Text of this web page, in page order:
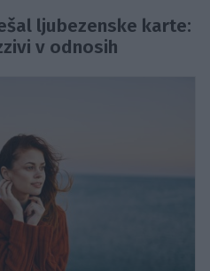
ljubezenske karte:
v odnosih